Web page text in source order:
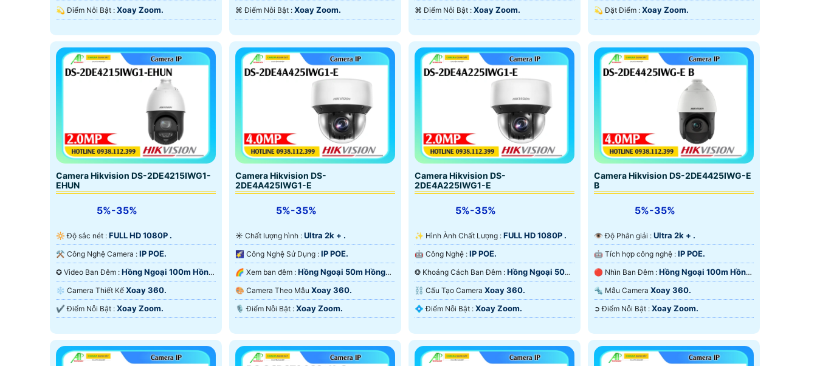
️💫 Điểm Nỗi Bật : Xoay Zoom. ️⌘ Điểm Nỗi Bật : Xoay Zoom. ️⌘ Điểm Nỗi Bật : Xoay Zoom. ️💫 Đặt Điểm : Xoay Zoom.
Camera Hikvision DS-2DE4215IWG1-
EHUN
5%-35%
🔆 Độ sắc nét : FULL HD 1080P .
⚒ Công Nghệ Camera : IP POE.
✪ Video Ban Đêm : Hồng Ngoại 100m Hồng
Ngoại Smart IR.
❄ Camera Thiết Kế Xoay 360.
️✔️ Điểm Nỗi Bật : Xoay Zoom.
Camera Hikvision DS-
2DE4A425IWG1-E
5%-35%
☀️ Chất lượng hình : Ultra 2k + .
🌠 Công Nghệ Sử Dụng : IP POE.
🌈 Xem ban đêm : Hồng Ngoại 50m Hồng
Ngoại Smart IR.
🎨 Camera Theo Mẫu Xoay 360.
️🎙 Điểm Nỗi Bật : Xoay Zoom.
Camera Hikvision DS-
2DE4A225IWG1-E
5%-35%
✨ Hình Ành Chất Lượng : FULL HD 1080P .
🤖️ Công Nghệ : IP POE.
❂ Khoảng Cách Ban Đêm : Hồng Ngoại 50m
Hồng Ngoại Smart IR.
⛓ Cấu Tạo Camera Xoay 360.
️💠 Điểm Nỗi Bật : Xoay Zoom.
Camera Hikvision DS-2DE4425IWG-E
B
5%-35%
👁 Độ Phân giải : Ultra 2k + .
🤖️ Tích hợp công nghệ : IP POE.
🔴 Nhìn Ban Đêm : Hồng Ngoại 100m Hồng
Ngoại Smart IR.
🔩 Mẫu Camera Xoay 360.
️➲ Điểm Nỗi Bật : Xoay Zoom.